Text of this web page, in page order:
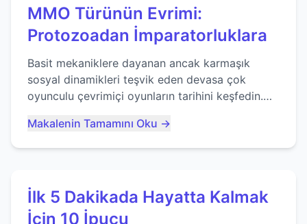
MMO Türünün Evrimi:
Protozoadan İmparatorluklara
Basit mekaniklere dayanan ancak karmaşık
sosyal dinamikleri teşvik eden devasa çok
oyunculu çevrimiçi oyunların tarihini keşfedin.
Makalenin Tamamını Oku →
İlk 5 Dakikada Hayatta Kalmak
İçin 10 İpucu